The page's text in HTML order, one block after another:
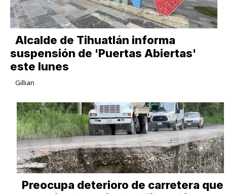
Alcalde de Tihuatlán informa
suspensión de 'Puertas Abiertas'
este lunes
Gillian
Preocupa deterioro de carretera que